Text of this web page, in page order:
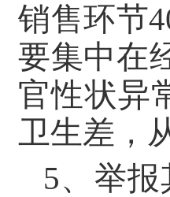
销售环节
要集中在
官性状异
卫生差，
5、举